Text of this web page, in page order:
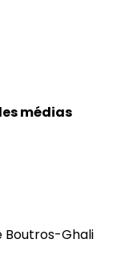
médias
Boutros-Ghali